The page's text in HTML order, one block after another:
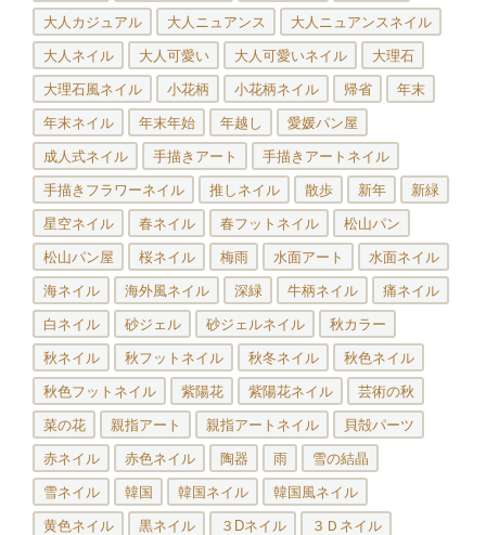
大人カジュアル 大人ニュアンス 大人ニュアンスネイル
大人ネイル 大人可愛い 大人可愛いネイル 大理石
大理石風ネイル 小花柄 小花柄ネイル 帰省 年末
年末ネイル 年末年始 年越し 愛媛パン屋
成人式ネイル 手描きアート 手描きアートネイル
手描きフラワーネイル 推しネイル 散歩 新年 新緑
星空ネイル 春ネイル 春フットネイル 松山パン
松山パン屋 桜ネイル 梅雨 水面アート 水面ネイル
海ネイル 海外風ネイル 深緑 牛柄ネイル 痛ネイル
白ネイル 砂ジェル 砂ジェルネイル 秋カラー
秋ネイル 秋フットネイル 秋冬ネイル 秋色ネイル
秋色フットネイル 紫陽花 紫陽花ネイル 芸術の秋
菜の花 親指アート 親指アートネイル 貝殻パーツ
赤ネイル 赤色ネイル 陶器 雨 雪の結晶
雪ネイル 韓国 韓国ネイル 韓国風ネイル
黄色ネイル 黒ネイル ３Dネイル ３Ｄネイル